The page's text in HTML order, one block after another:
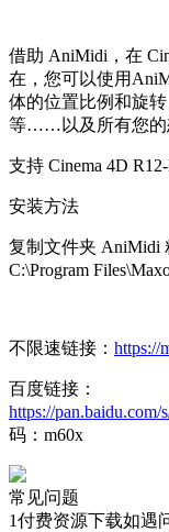
借助 AniMidi，在
在，您可以使用
体的位置比例和旋
等……以及所有您的
支持 Cinema 4D
安装方法
复制文件夹 AniMidi
C:\Program
不限速链接： https://
百度链接：
https://
码：m60x
常见问题
1付费资源下载如遇